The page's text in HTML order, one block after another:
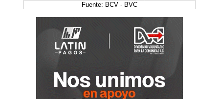
Fuente: BCV - BVC